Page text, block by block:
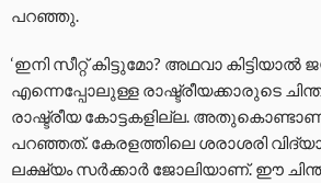
പറഞ്ഞു.
‘ഇനി സീറ്റ് കിട്ടുമോ? അഥവാ
എന്നെപ്പോലുള്ള രാഷ്ട്രീയക്കാരുടെ
രാഷ്ട്രീയ കോട്ടകളില്ല.
പറഞ്ഞത്. കേരളത്തിലെ ശരാശരി
ലക്ഷ്യം സര്‍ക്കാര്‍ ജോലിയാണ്. ഈ